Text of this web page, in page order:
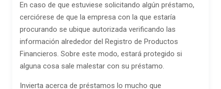
En caso de que estuviese solicitando algún préstamo,
cerciórese de que la empresa con la que estaría
procurando se ubique autorizada verificando las
información alrededor del Registro de Productos
Financieros. Sobre este modo, estará protegido si
alguna cosa sale malestar con su préstamo.
Invierta acerca de préstamos lo mucho que